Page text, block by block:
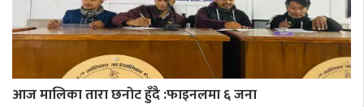
आज मालिका तारा छनोट हुँदै :फाइनलमा ६ जना